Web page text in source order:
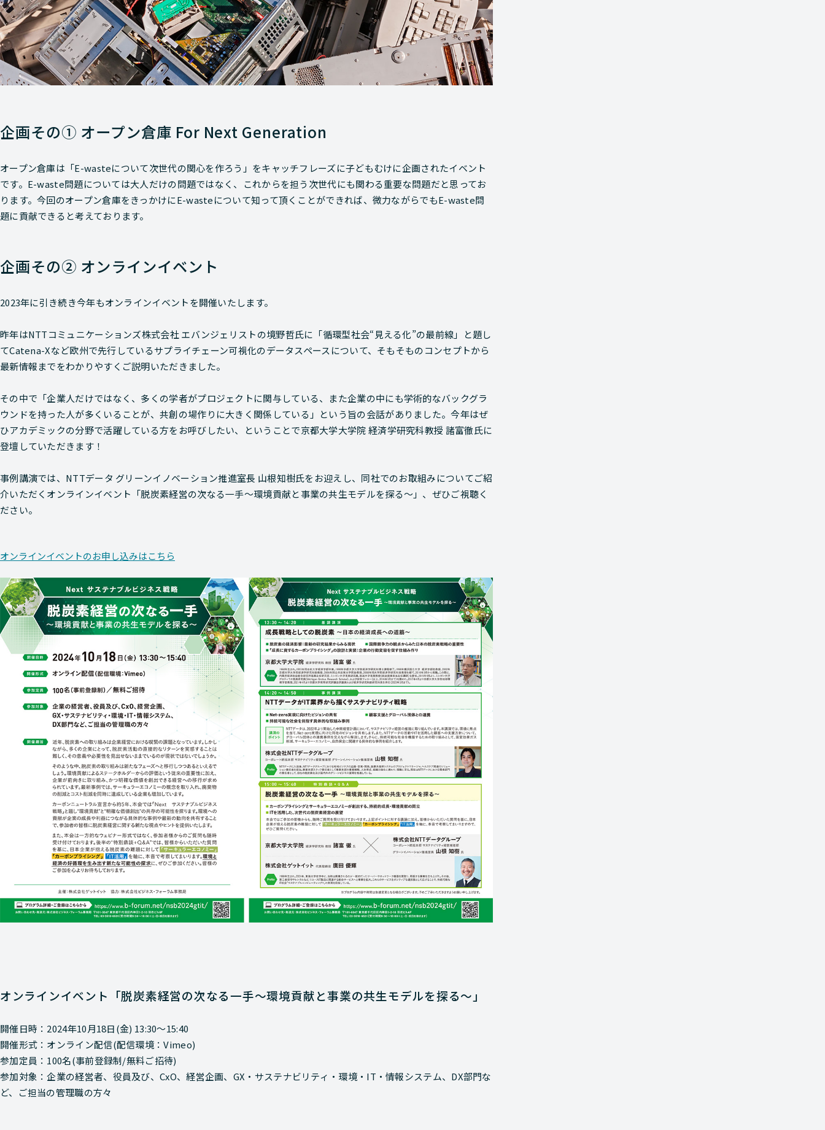
企画その① オープン倉庫 For Next Generation
オープン倉庫は「E-wasteについて次世代の関心を作ろう」をキャッチフレーズに子どもむけに企画されたイベント
です。E-waste問題については大人だけの問題ではなく、これからを担う次世代にも関わる重要な問題だと思ってお
ります。今回のオープン倉庫をきっかけにE-wasteについて知って頂くことができれば、微力ながらでもE-waste問
題に貢献できると考えております。
企画その② オンラインイベント
2023年に引き続き今年もオンラインイベントを開催いたします。
昨年はNTTコミュニケーションズ株式会社 エバンジェリストの境野哲氏に「循環型社会“見える化”の最前線」と題し
てCatena-Xなど欧州で先行しているサプライチェーン可視化のデータスペースについて、そもそものコンセプトから
最新情報までをわかりやすくご説明いただきました。
その中で「企業人だけではなく、多くの学者がプロジェクトに関与している、また企業の中にも学術的なバックグラ
ウンドを持った人が多くいることが、共創の場作りに大きく関係している」という旨の会話がありました。今年はぜ
ひアカデミックの分野で活躍している方をお呼びしたい、ということで京都大学大学院 経済学研究科教授 諸富徹氏に
登壇していただきます！
事例講演では、NTTデータ グリーンイノベーション推進室長 山根知樹氏をお迎えし、同社でのお取組みについてご紹
介いただくオンラインイベント「脱炭素経営の次なる一手～環境貢献と事業の共生モデルを探る～」、ぜひご視聴く
ださい。
オンラインイベントのお申し込みはこちら
オンラインイベント「脱炭素経営の次なる一手～環境貢献と事業の共生モデルを探る～」
開催日時：2024年10月18日(金) 13:30～15:40
開催形式：オンライン配信(配信環境：Vimeo)
参加定員：100名(事前登録制/無料ご招待)
参加対象：企業の経営者、役員及び、CxO、経営企画、GX・サステナビリティ・環境・IT・情報システム、DX部門な
ど、ご担当の管理職の方々